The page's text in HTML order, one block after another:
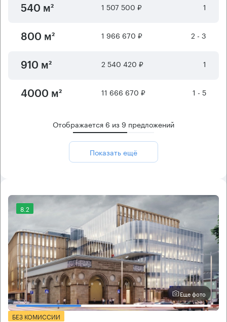
540 м² 1 507 500 ₽ 1
800 м² 1 966 670 ₽ 2 - 3
910 м² 2 540 420 ₽ 1
4000 м² 11 666 670 ₽ 1 - 5
Отображается 6 из 9 предложений
Показать ещё
8.2
Еще фото
БЕЗ КОМИССИИ